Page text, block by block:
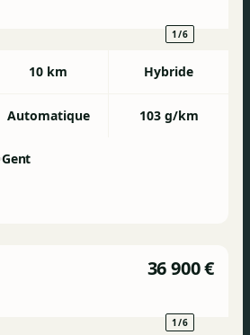
1/6
10 km Hybride
Automatique 103 g/km
Gent
36 900 €
1/6